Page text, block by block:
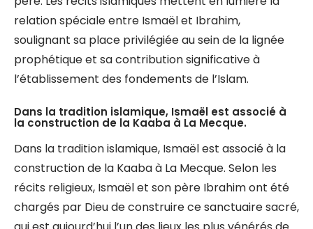
relation spéciale entre Ismaël et Ibrahim,
soulignant sa place privilégiée au sein de la lignée
prophétique et sa contribution significative à
l’établissement des fondements de l’Islam.
Dans la tradition islamique, Ismaël est associé à
la construction de la Kaaba à La Mecque.
Dans la tradition islamique, Ismaël est associé à la
construction de la Kaaba à La Mecque. Selon les
récits religieux, Ismaël et son père Ibrahim ont été
chargés par Dieu de construire ce sanctuaire sacré,